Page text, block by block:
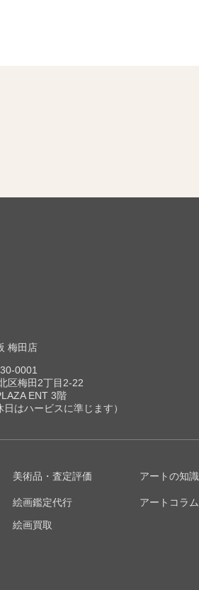
梅田店
0001
区梅田2丁目2-22
ENT 3階
はハービスに準じます）
美術品・査定評価
絵画鑑定代行
絵画買取
アートの知識
アートコラム